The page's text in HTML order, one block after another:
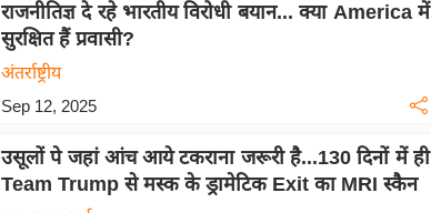
राजनीतिज्ञ दे रहे भारतीय विरोधी बयान... क्या America में
सुरक्षित हैं प्रवासी?
अंतर्राष्ट्रीय
Sep 12, 2025
उसूलों पे जहां आंच आये टकराना जरूरी है...130 दिनों में ही
Team Trump से मस्क के ड्रामेटिक Exit का MRI स्कैन